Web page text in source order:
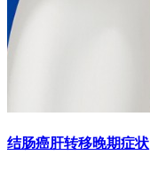
结肠癌肝转移晚期症状